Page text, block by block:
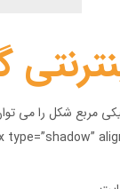
مربع شکل را می